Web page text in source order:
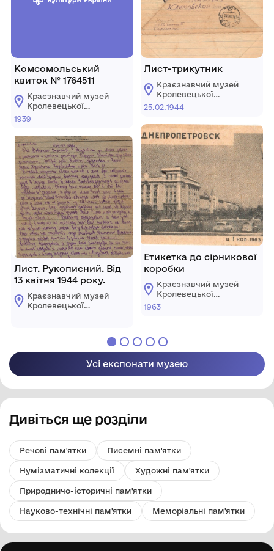
Комсомольський
квиток № 1764511
Краєзнавчий музей
Кролевецької
міської ради
1939
Лист. Рукописний. Від
13 квітня 1944 року.
Краєзнавчий музей
Кролевецької
Лист-трикутник
Краєзнавчий музей
Кролевецької
міської ради
25.02.1944
Етикетка до сірникової
коробки
Краєзнавчий музей
Кролевецької
міської ради
1963
Усі експонати музею
Дивіться ще розділи
Речові пам'ятки Писемні пам'ятки
Нумізматичні колекції Художні пам'ятки
Природничо-історичні пам'ятки
Науково-технічні пам'ятки Меморіальні пам'ятки